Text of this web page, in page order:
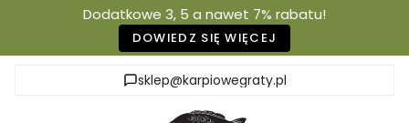
Dodatkowe 3, 5 a nawet 7% rabatu!
DOWIEDZ SIĘ WIĘCEJ
sklep@karpiowegraty.pl